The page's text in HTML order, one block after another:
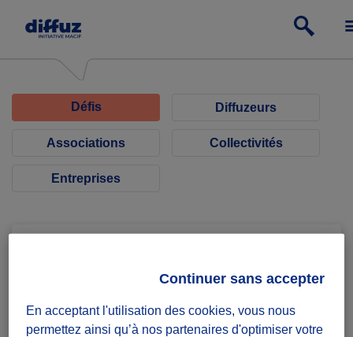
Défis Diffuzeurs
Associations Collectivités
Entreprises
Militons Produisons Consommons
Autrement en Sarthe MNLE72
En acceptant l'utilisation des cookies, vous nous
permettez ainsi qu’à nos partenaires d'optimiser votre
Continuer sans accepter